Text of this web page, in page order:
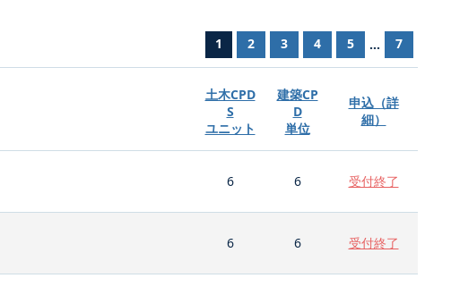
1 2 3 4 5 ... 7
土木CPD
S
ユニット
建築CP
D
単位
申込（詳
細）
6 6 受付終了
6 6 受付終了